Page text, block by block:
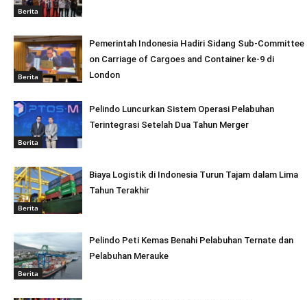
Berita
Berita
Pemerintah Indonesia Hadiri Sidang Sub-Committee
on Carriage of Cargoes and Container ke-9 di
London
Berita
Pelindo Luncurkan Sistem Operasi Pelabuhan
Terintegrasi Setelah Dua Tahun Merger
Berita
Biaya Logistik di Indonesia Turun Tajam dalam Lima
Tahun Terakhir
Berita
Pelindo Peti Kemas Benahi Pelabuhan Ternate dan
Pelabuhan Merauke